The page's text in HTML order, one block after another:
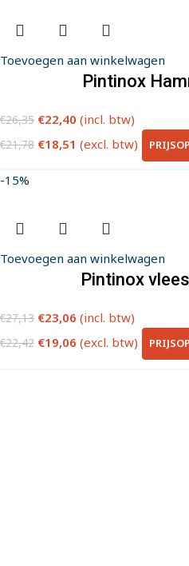
Toevoegen aan winkelwagen
Pintinox
€26,35 €22,40 (incl. btw)
€21,78 €18,51 (excl. btw)
-15%
Toevoegen aan winkelwagen
Pintinox
€27,13 €23,06 (incl. btw)
€22,42 €19,06 (excl. btw)